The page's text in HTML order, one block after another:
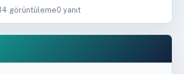
görüntüleme0 yanıt